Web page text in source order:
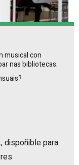
musical con
nas bibliotecas.
dispoñible para